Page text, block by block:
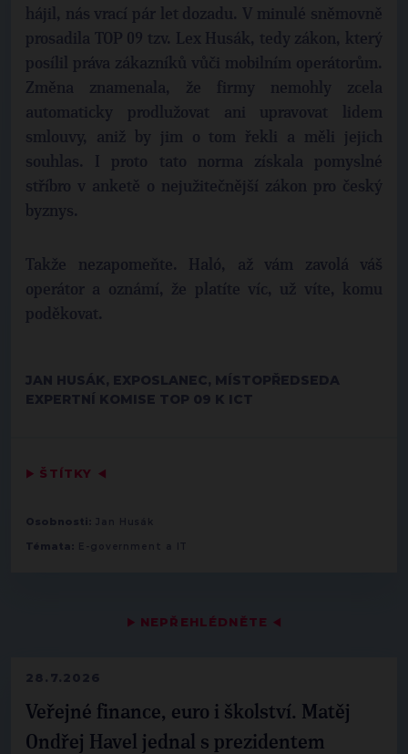
▶ NEPŘEHLÉDNĚTE ◀
28.7.2026
Veřejné finance, euro i školství. Matěj
Ondřej Havel jednal s prezidentem
hájil, nás vrací pár let dozadu. V minulé sněmovně
prosadila TOP 09 tzv. Lex Husák, tedy zákon, který
posílil práva zákazníků vůči mobilním operátorům.
Změna znamenala, že firmy nemohly zcela
automaticky prodlužovat ani upravovat lidem
smlouvy, aniž by jim o tom řekli a měli jejich
souhlas. I proto tato norma získala pomyslné
stříbro v anketě o nejužitečnější zákon pro český
byznys.
Takže nezapomeňte. Haló, až vám zavolá váš
operátor a oznámí, že platíte víc, už víte, komu
poděkovat.
JAN HUSÁK, EXPOSLANEC, MÍSTOPŘEDSEDA
EXPERTNÍ KOMISE TOP 09 K ICT
▶ ŠTÍTKY ◀
Osobnosti: Jan Husák
Témata: E-government a IT